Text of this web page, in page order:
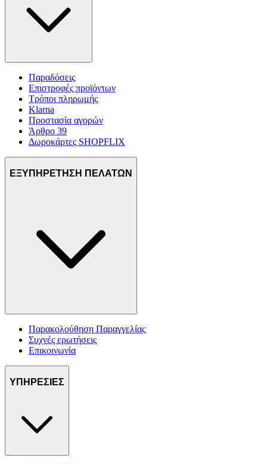
Παραδόσεις
Επιστροφές προϊόντων
Τρόποι πληρωμής
Klarna
Προστασία αγορών
Άρθρο 39
Δωροκάρτες SHOPFLIX
ΕΞΥΠΗΡΕΤΗΣΗ ΠΕΛΑΤΩΝ
Παρακολούθηση Παραγγελίας
Συχνές ερωτήσεις
Επικοινωνία
ΥΠΗΡΕΣΙΕΣ